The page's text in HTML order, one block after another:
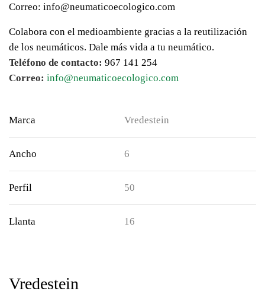
Correo: info@neumaticoecologico.com
Colabora con el medioambiente gracias a la reutilización
de los neumáticos. Dale más vida a tu neumático.
Teléfono de contacto: 967 141 254
Correo: info@neumaticoecologico.com
Marca Vredestein
Ancho 6
Perfil 50
Llanta 16
Vredestein